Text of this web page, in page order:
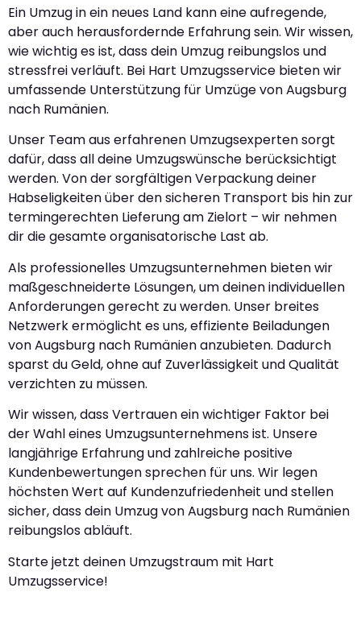
Ein Umzug in ein neues Land kann eine aufregende,
aber auch herausfordernde Erfahrung sein. Wir wissen,
wie wichtig es ist, dass dein Umzug reibungslos und
stressfrei verläuft. Bei Hart Umzugsservice bieten wir
umfassende Unterstützung für Umzüge von Augsburg
nach Rumänien.
Unser Team aus erfahrenen Umzugsexperten sorgt
dafür, dass all deine Umzugswünsche berücksichtigt
werden. Von der sorgfältigen Verpackung deiner
Habseligkeiten über den sicheren Transport bis hin zur
termingerechten Lieferung am Zielort – wir nehmen
dir die gesamte organisatorische Last ab.
Als professionelles Umzugsunternehmen bieten wir
maßgeschneiderte Lösungen, um deinen individuellen
Anforderungen gerecht zu werden. Unser breites
Netzwerk ermöglicht es uns, effiziente Beiladungen
von Augsburg nach Rumänien anzubieten. Dadurch
sparst du Geld, ohne auf Zuverlässigkeit und Qualität
verzichten zu müssen.
Wir wissen, dass Vertrauen ein wichtiger Faktor bei
der Wahl eines Umzugsunternehmens ist. Unsere
langjährige Erfahrung und zahlreiche positive
Kundenbewertungen sprechen für uns. Wir legen
höchsten Wert auf Kundenzufriedenheit und stellen
sicher, dass dein Umzug von Augsburg nach Rumänien
reibungslos abläuft.
Starte jetzt deinen Umzugstraum mit Hart
Umzugsservice!